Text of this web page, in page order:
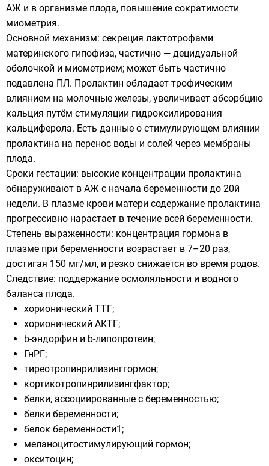
АЖ и в организме плода, повышение сократимости
миометрия.
Основной механизм: секреция лактотрофами
материнского гипофиза, частично — децидуальной
оболочкой и миометрием; может быть частично
подавлена ПЛ. Пролактин обладает трофическим
влиянием на молочные железы, увеличивает абсорбцию
кальция путём стимуляции гидроксилирования
кальциферола. Есть данные о стимулирующем влиянии
пролактина на перенос воды и солей через мембраны
плода.
Сроки гестации: высокие концентрации пролактина
обнаруживают в АЖ с начала беременности до 20й
недели. В плазме крови матери содержание пролактина
прогрессивно нарастает в течение всей беременности.
Степень выраженности: концентрация гормона в
плазме при беременности возрастает в 7–20 раз,
достигая 150 мг/мл, и резко снижается во время родов.
Следствие: поддержание осмоляльности и водного
баланса плода.
хорионический ТТГ;
хорионический АКТГ;
b-эндорфин и b-липопротеин;
ГнРГ;
тиреотропинрилизинггормон;
кортикотропинрилизингфактор;
белки, ассоциированные с беременностью;
белки беременности;
белок беременности1;
меланоцитостимулирующий гормон;
окситоцин;